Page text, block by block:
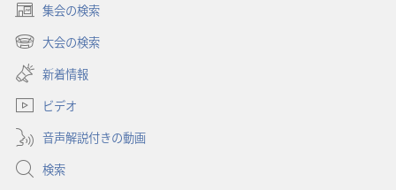
集会の検索
（新
し
タ
で
開
く）
大会の検索
（新
し
い
タ
ブ
で
開
く）
新着情報
ビデオ
音声解説付きの動画
検索